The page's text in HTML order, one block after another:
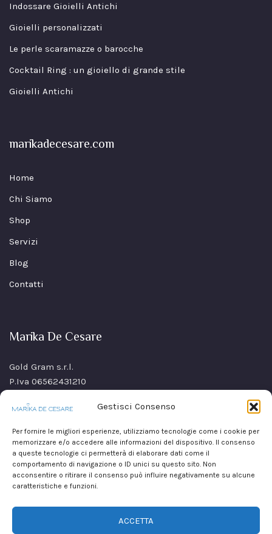
Gestisci Consenso
Per fornire le migliori esperienze, utilizziamo tecnologie come i cookie per
memorizzare e/o accedere alle informazioni del dispositivo. Il consenso
a queste tecnologie ci permetterà di elaborare dati come il
comportamento di navigazione o ID unici su questo sito. Non
acconsentire o ritirare il consenso può influire negativamente su alcune
caratteristiche e funzioni.
ACCETTA
Indossare Gioielli Antichi
Gioielli personalizzati
Le perle scaramazze o barocche
Cocktail Ring : un gioiello di grande stile
Gioielli Antichi
marikadecesare.com
Home
Chi Siamo
Shop
Servizi
Blog
Contatti
Marika De Cesare
Gold Gram s.r.l.
P.Iva 06562431210
80021 Afragola(NA)